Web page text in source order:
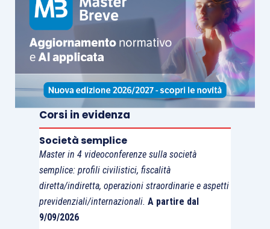
Dalla nozione del nesso di accessorietà sopra
esposta si evince, secondo l’Agenzia delle
Entrate, che il servizio di trasporto di energia
elettrica e/o gas in esame non si limita ad avere
una generica utilità rispetto alla prestazione
principale, mapermette l’effettuazione e la
migliore fruizione della stessa cessione di
energiaeffettuata dalla società in favore dei
reseller.
In presenza del nesso di dipendenza funzionale
fra il servizio di trasporto e la fornitura di energia
elettrica e/o gas, il predetto servizio di trasporto
Corsi in evidenza
Società semplice
Master in 4 videoconferenze sulla società
semplice: profili civilistici, fiscalità
diretta/indiretta, operazioni straordinarie e aspetti
previdenziali/internazionali. A partire dal
9/09/2026